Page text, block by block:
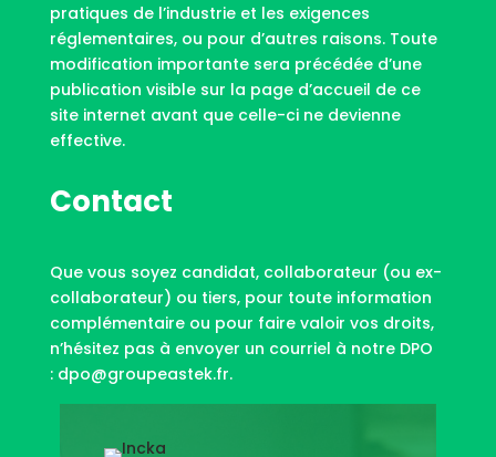
pratiques de l’industrie et les exigences
réglementaires, ou pour d’autres raisons. Toute
modification importante sera précédée d’une
publication visible sur la page d’accueil de ce
site internet avant que celle-ci ne devienne
effective.
Contact
Que vous soyez candidat, collaborateur (ou ex-
collaborateur) ou tiers, pour toute information
complémentaire ou pour faire valoir vos droits,
n’hésitez pas à envoyer un courriel à notre DPO
: dpo@groupeastek.fr.